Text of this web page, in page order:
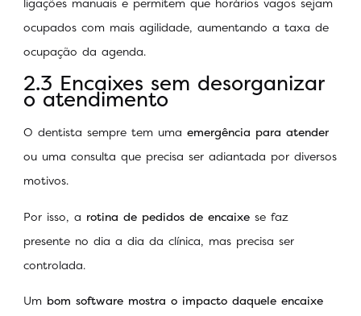
ocupados com mais agilidade, aumentando a taxa de
ocupação da agenda.
2.3 Encaixes sem desorganizar
o atendimento
O dentista sempre tem uma emergência para atender
ou uma consulta que precisa ser adiantada por diversos
motivos.
Por isso, a rotina de pedidos de encaixe se faz
presente no dia a dia da clínica, mas precisa ser
controlada.
Um bom software mostra o impacto daquele encaixe